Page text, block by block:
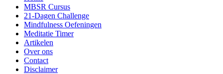
MBSR Cursus
21-Dagen Challenge
Mindfulness Oefeningen
Meditatie Timer
Artikelen
Over ons
Contact
Disclaimer